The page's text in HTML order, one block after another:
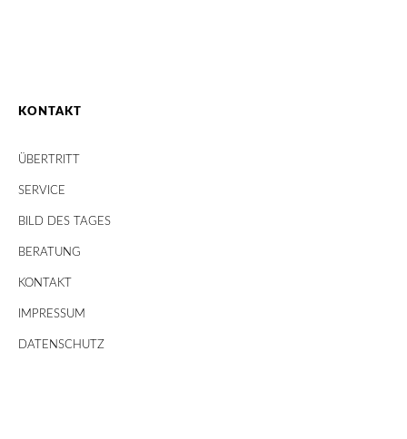
KONTAKT
ÜBERTRITT
SERVICE
BILD DES TAGES
BERATUNG
KONTAKT
IMPRESSUM
DATENSCHUTZ